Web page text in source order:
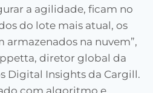
a agilidade, ficam no
do lote mais atual, os
na nuvem”,
diretor global da
Digital Insights da Cargill.
com algoritmo e